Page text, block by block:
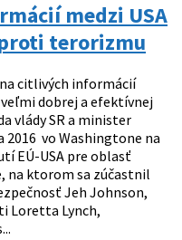
medzi USA
terorizmu
citlivých informácií
veľmi dobrej a efektívnej
vlády SR a minister
2016 vo Washingtone na
EÚ-USA pre oblasť
na ktorom sa zúčastnil
Jeh Johnson,
Loretta Lynch,